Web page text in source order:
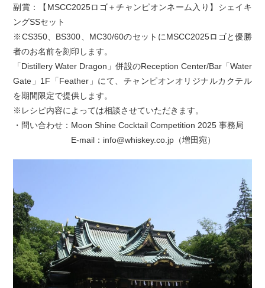
副賞：【MSCC2025ロゴ＋チャンピオンネーム入り】シェイキ
ングSSセット
※CS350、BS300、MC30/60のセットにMSCC2025ロゴと優勝
者のお名前を刻印します。
「Distillery Water Dragon」併設のReception Center/Bar「Water
Gate」1F「Feather」にて、チャンピオンオリジナルカクテル
を期間限定で提供します。
※レシピ内容によっては相談させていただきます。
・問い合わせ：Moon Shine Cocktail Competition 2025 事務局
E-mail：info@whiskey.co.jp（増田宛）